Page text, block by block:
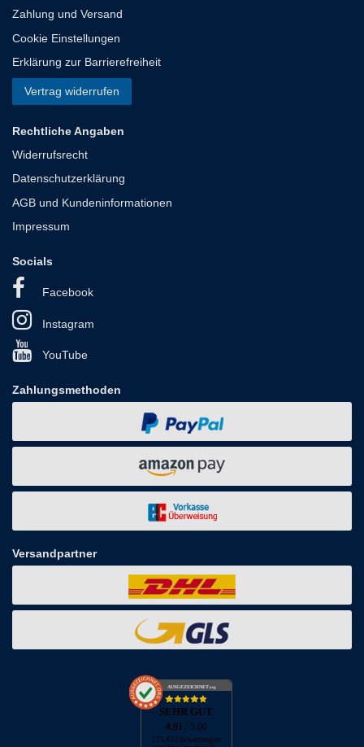
Zahlung und Versand
Cookie Einstellungen
Erklärung zur Barrierefreiheit
Vertrag widerrufen
Rechtliche Angaben
Widerrufsrecht
Datenschutzerklärung
AGB und Kundeninformationen
Impressum
Socials
Facebook
Instagram
YouTube
Zahlungsmethoden
Versandpartner
AUSGEZEICHNET.org
SEHR GUT
4.91 / 5.00
173.452 Bewertungen